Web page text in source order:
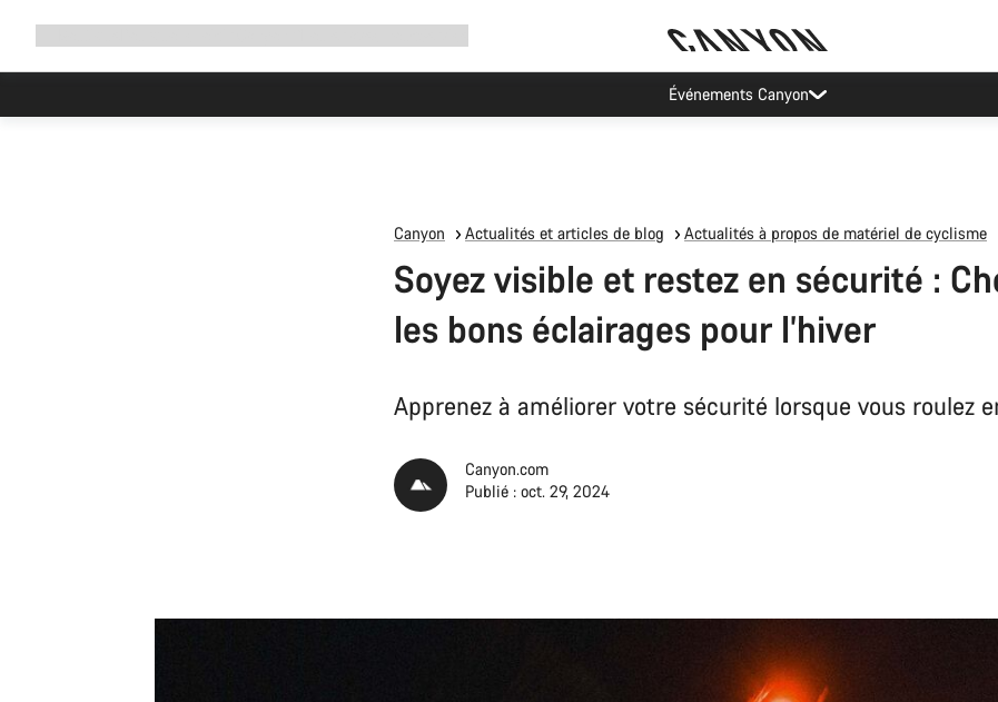
navigation
Événements Canyon
Canyon Actualités et articles de blog Actualités à propos de matériel de cyclisme
Soyez visible et restez en sécurité :
les bons éclairages pour l’hiver
Apprenez à améliorer votre sécurité lorsque vous roulez
Canyon.com
Publié : oct. 29, 2024